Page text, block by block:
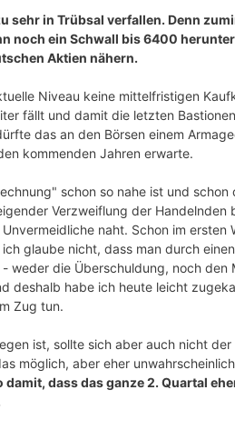
in Trübsal verfallen. Denn
noch ein Schwall bis 6400
Aktien nähern.
Niveau keine mittelfristigen
fällt und damit die letzten
das an den Börsen einem
kommenden Jahren erwarte.
schon so nahe ist und
Verzweiflung der
naht. Schon im
glaube nicht, dass man durch
weder die Überschuldung, noch
deshalb habe ich heute leicht
Zug tun.
ist, sollte sich aber auch nicht
möglich, aber eher
dass das ganze 2. Quartal